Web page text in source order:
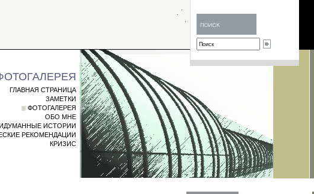
ГЛАВНАЯ СТРАНИЦА
ЗАМЕТКИ
ФОТОГАЛЕРЕЯ
ОБО МНЕ
ИСТОРИИ
РЕКОМЕНДАЦИИ
КРИЗИС